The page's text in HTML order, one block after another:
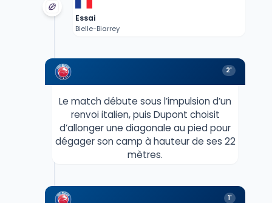
Essai
Bielle-Biarrey
2'
Le match débute sous l’impulsion d’un
renvoi italien, puis Dupont choisit
d’allonger une diagonale au pied pour
dégager son camp à hauteur de ses 22
mètres.
1'